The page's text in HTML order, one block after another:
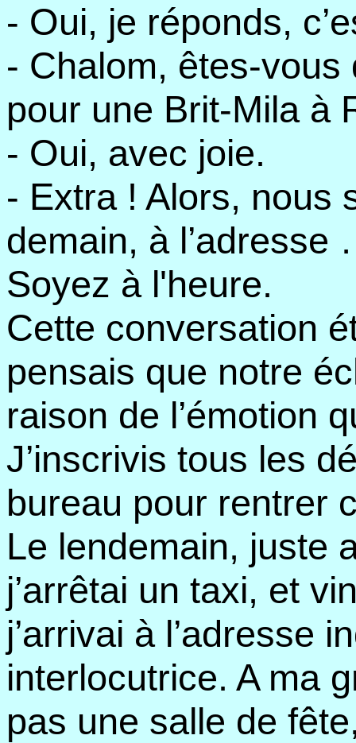
- Oui, je réponds,
- Chalom, êtes-
pour une Brit-Mila à
- Oui, avec joie.
- Extra ! Alors, nous
demain, à
Soyez à l'heure.
Cette conversation
pensais que notre
raison de l’émotion
J’inscrivis tous les
bureau pour rentrer
Le lendemain, juste
j’arrêtai un taxi, et
j’arrivai à l’adresse
interlocutrice. A ma
pas une salle de